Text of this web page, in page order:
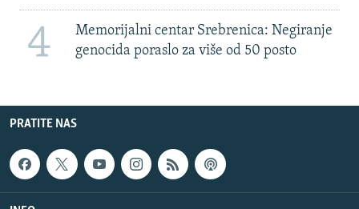
4
Memorijalni centar Srebrenica: Negiranje
genocida poraslo za više od 50 posto
PRATITE NAS